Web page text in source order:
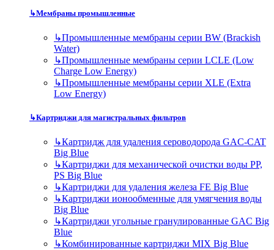
↳Мембраны промышленные
↳Промышленные мембраны серии BW (Brackish
Water)
↳Промышленные мембраны серии LCLE (Low
Charge Low Energy)
↳Промышленные мембраны серии XLE (Extra
Low Energy)
↳Картриджи для магистральных фильтров
↳Картридж для удаления сероводорода GAC-CAT
Big Blue
↳Картриджи для механической очистки воды PP,
PS Big Blue
↳Картриджи для удаления железа FE Big Blue
↳Картриджи ионообменные для умягчения воды
Big Blue
↳Картриджи угольные гранулированные GAC Big
Blue
↳Комбинированные картриджи MIX Big Blue